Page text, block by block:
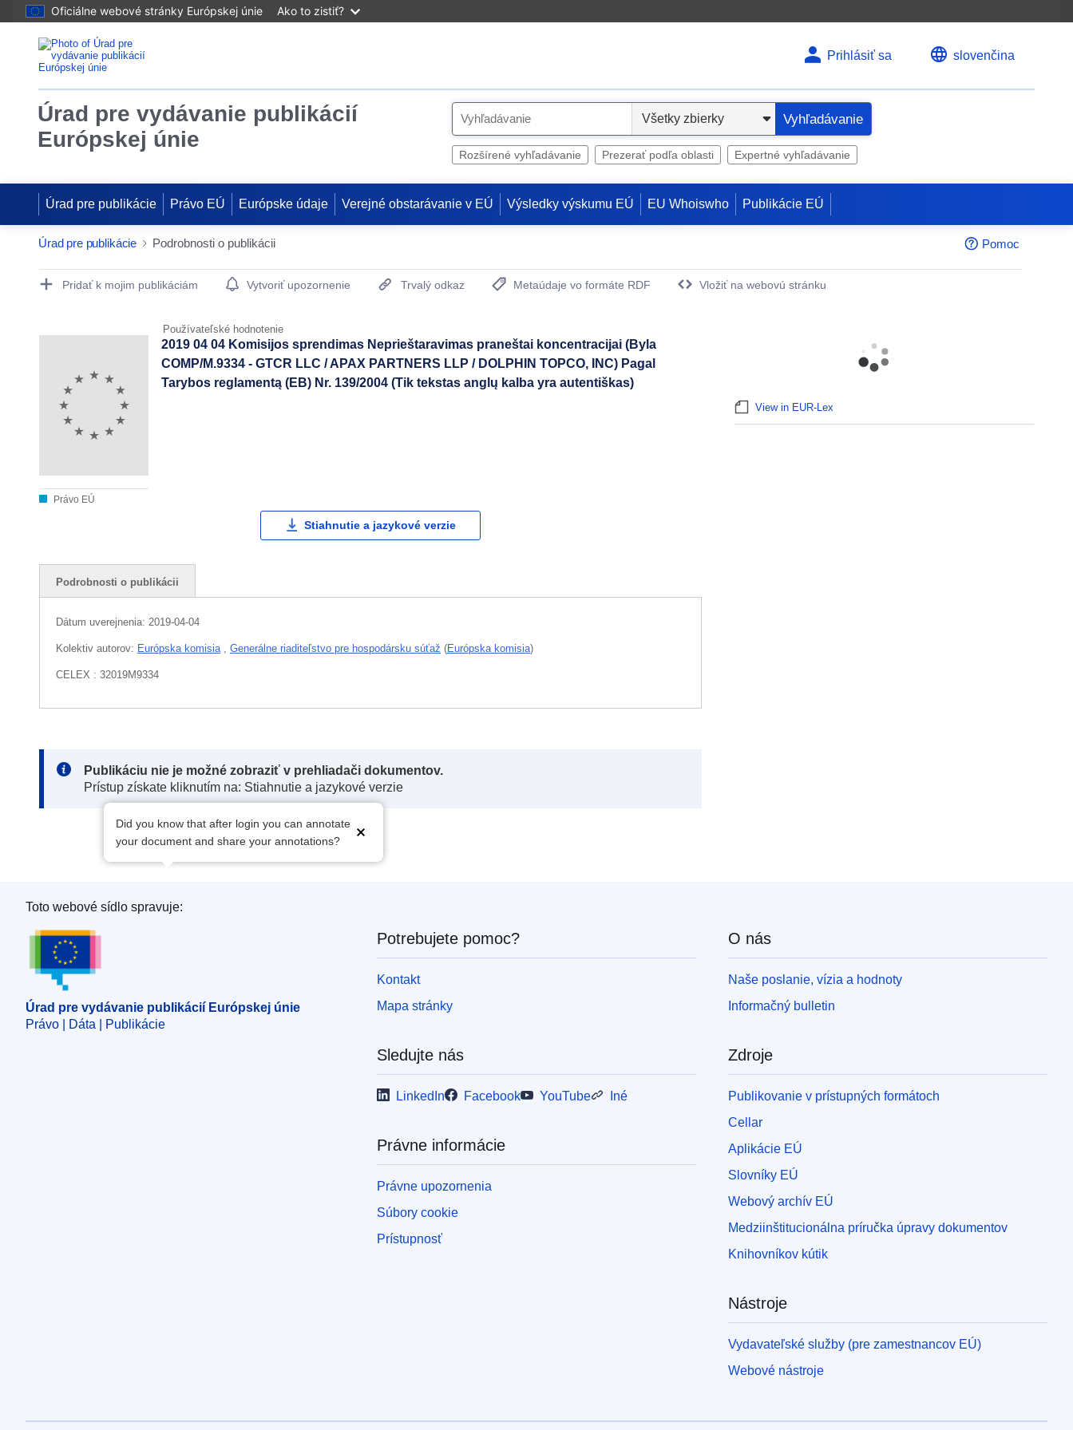
Oficiálne webové stránky Európskej únie Ako to zistiť?
Prihlásiť sa slovenčina
Úrad pre vydávanie publikácií
Európskej únie
e
Vyhľadávanie
Rozšírené vyhľadávanie Prezerať podľa oblasti Expertné vyhľadávanie
Úrad pre publikácie Právo EÚ Európske údaje Verejné obstarávanie v EÚ Výsledky výskumu EÚ EU Whoiswho Publikácie EÚ
Úrad pre publikácie Podrobnosti o publikácii Pomoc
Publication Detail Actions Portlet
Pridať k mojim publikáciám Vytvoriť upozornenie Trvalý odkaz
Metaúdaje vo formáte RDF
Vložiť na webovú stránku
Používateľské hodnotenie
Právo EÚ
2019 04 04 Komisijos sprendimas Neprieštaravimas praneštai koncentracijai (Byla
COMP/M.9334 - GTCR LLC / APAX PARTNERS LLP / DOLPHIN TOPCO, INC) Pagal
Tarybos reglamentą (EB) Nr. 139/2004 (Tik tekstas anglų kalba yra autentiškas)
Stiahnutie a jazykové verzie
Podrobnosti o publikácii
Dátum uverejnenia: 2019-04-04
Kolektiv autorov: Európska komisia Generálne riaditeľstvo pre hospodársku súťaž (Európska komisia)
CELEX : 32019M9334
Note:
Publikáciu nie je možné zobraziť v prehliadači dokumentov.
Prístup získate kliknutím na: Stiahnutie a jazykové verzie
Did you know that after login you can annotate
your document and share your annotations?
View in EUR-Lex
Úrad pre vydávanie publikácií Európskej únie
Toto webové sídlo spravuje:
Úrad pre vydávanie publikácií Európskej únie
Právo | Dáta | Publikácie
Potrebujete pomoc?
Kontakt
Mapa stránky
Sledujte nás
LinkedIn Facebook YouTube Iné
Právne informácie
Právne upozornenia
Súbory cookie
Prístupnosť
O nás
Naše poslanie, vízia a hodnoty
Informačný bulletin
Zdroje
Publikovanie v prístupných formátoch
Cellar
Aplikácie EÚ
Slovníky EÚ
Webový archív EÚ
Medziinštitucionálna príručka úpravy dokumentov
Knihovníkov kútik
Nástroje
Vydavateľské služby (pre zamestnancov EÚ)
Webové nástroje